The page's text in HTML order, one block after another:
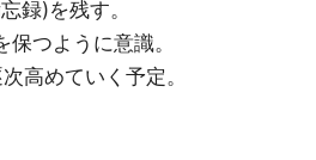
録)を残す。
つように意識。
高めていく予定。